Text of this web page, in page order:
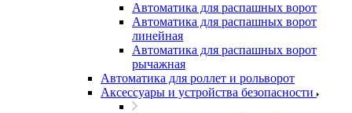
Автоматика для распашных ворот
Автоматика для распашных ворот
линейная
Автоматика для распашных ворот
рычажная
Автоматика для роллет и рольворот
Аксессуары и устройства безопасности